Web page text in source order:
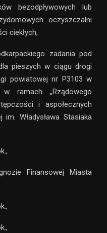
bezodpływowych lub
oczyszczalni
ciekłych,
zadania pod
pieszych w ciągu drogi
powiatowej nr P3103 w
w ramach „Rządowego
i aspołecznych
Władysława Stasiaka
Finansowej Miasta